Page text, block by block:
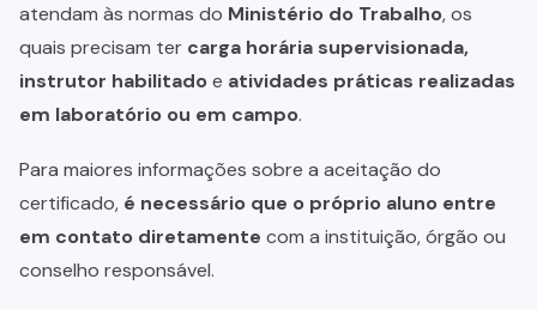
atendam às normas do Ministério do Trabalho, os
quais precisam ter carga horária supervisionada,
instrutor habilitadoe atividades práticas realizadas
em laboratório ou em campo.
Para maiores informações sobre a aceitação do
certificado, é necessário que o próprio aluno entre
em contato diretamente com a instituição, órgão ou
conselho responsável.